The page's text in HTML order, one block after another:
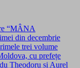
“MÂNA
din decembrie
trei volume
cu prefețe
Theodoru și Aurel